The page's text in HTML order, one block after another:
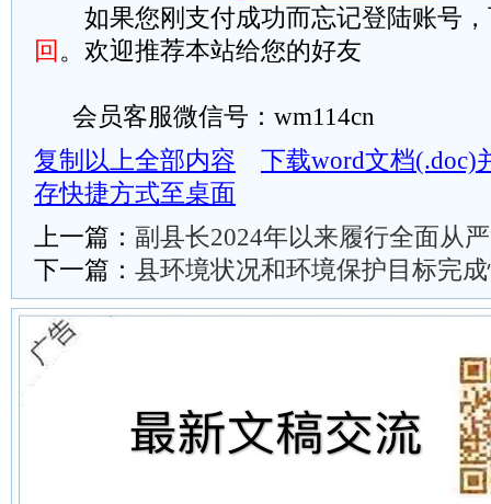
如果您刚支付成功而忘记登陆账号，
回 。欢迎推荐本站给您的好友
会员客服微信号：wm114cn
复制以上全部内容
下载word文档(.doc)
存快捷方式至桌面
上一篇： 副县长2024年以来履行全面从
下一篇： 县环境状况和环境保护目标完